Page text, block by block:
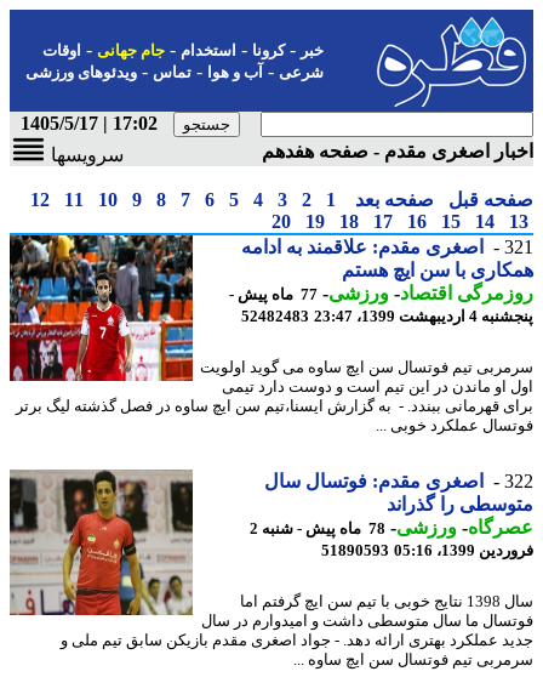
-کرونا-استخدام- جام جهانی-اوقات
شرعی-آب و هوا-تماس-ویدئوهای ورزشی
17:02 | 1405/5/17
اصغری مقدم - صفحه هفدهم
سرویسها
قبل صفحه بعد 1
2
3
4
5
6
7
8
9
10
11
12
14
15
16
17
18
19
20
اصغری مقدم: علاقمند به ادامه
با سن ایچ هستم
اقتصاد-ورزشی-
77 ماه پیش -
1399، 23:47
52482483
تیم فوتسال سن ایچ ساوه می گوید اولویت
او ماندن در این تیم است و دوست دارد تیمی
قهرمانی ببندد. - به گزارش ایسنا،تیم سن ایچ ساوه در فصل گذشته لیگ برتر
عملکرد خوبی ...
اصغری مقدم: فوتسال سال
را گذراند
-ورزشی-
78 ماه پیش - شنبه 2
1399، 05:16
51890593
سال 1398 نتایج خوبی با تیم سن ایچ گرفتم اما
ما سال متوسطی داشت و امیدوارم در سال
عملکرد بهتری ارائه دهد. - جواد اصغری مقدم بازیکن سابق تیم ملی و
تیم فوتسال سن ایچ ساوه ...